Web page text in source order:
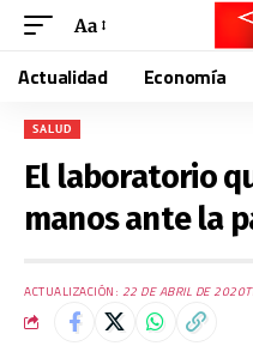
Aa
Actualidad Economía
SALUD
El laboratorio
manos ante la
ACTUALIZACIÓN: 22 DE ABRIL DE 2020